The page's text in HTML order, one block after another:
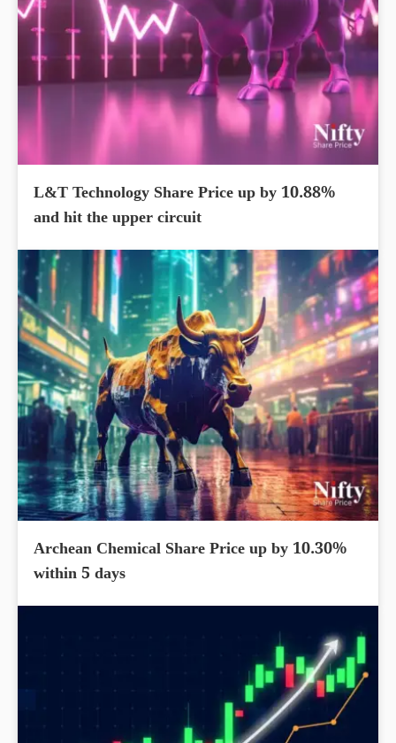
L&T Technology Share Price up by 10.88%
and hit the upper circuit
Archean Chemical Share Price up by 10.30%
within 5 days